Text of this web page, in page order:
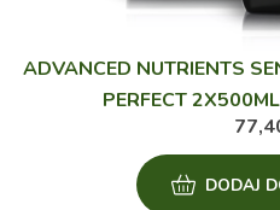
ADVANCED NUTRIENTS
PERFECT
DODAJ